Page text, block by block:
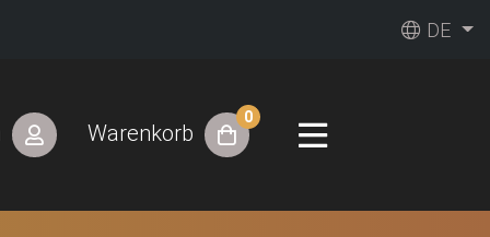
DE
Warenkorb
0